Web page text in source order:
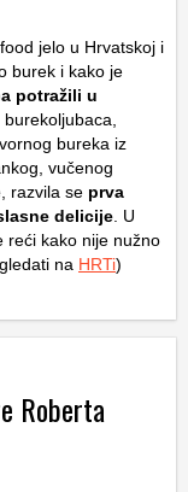
jelo u Hrvatskoj i
burek i kako je
potražili u
bureka iz
vučenog
razvila se prva
delicije . U
reći kako nije nužno
na HRTi)
Roberta